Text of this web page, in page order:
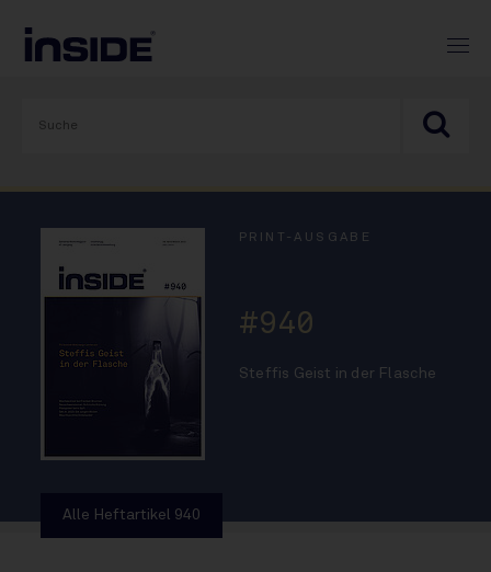
PRINT-AUSGABE
#940
Steffis Geist in der Flasche
Alle Heftartikel 940